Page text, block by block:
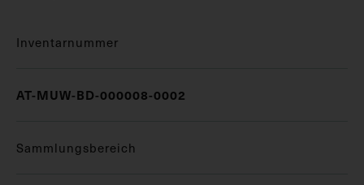
Inventarnummer
AT-MUW-BD-000008-0002
Sammlungsbereich